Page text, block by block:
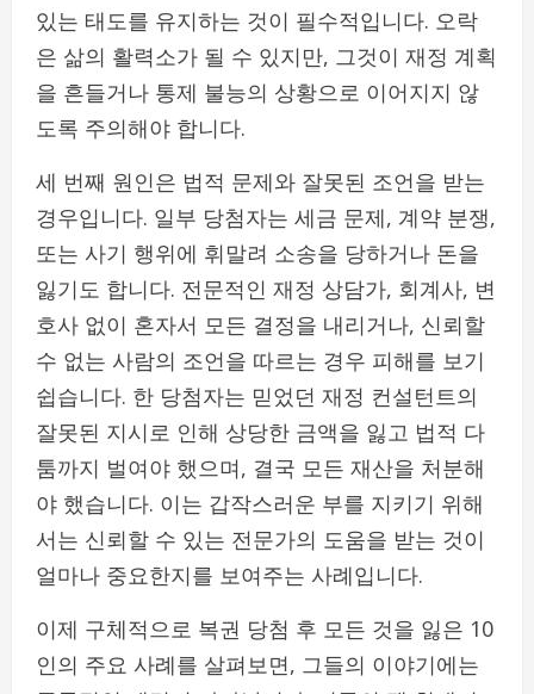
있는 태도를 유지하는 것이 필수적입니다. 오락
은 삶의 활력소가 될 수 있지만, 그것이 재정 계획
을 흔들거나 통제 불능의 상황으로 이어지지 않
도록 주의해야 합니다.
세 번째 원인은 법적 문제와 잘못된 조언을 받는
경우입니다. 일부 당첨자는 세금 문제, 계약 분쟁,
또는 사기 행위에 휘말려 소송을 당하거나 돈을
잃기도 합니다. 전문적인 재정 상담가, 회계사, 변
호사 없이 혼자서 모든 결정을 내리거나, 신뢰할
수 없는 사람의 조언을 따르는 경우 피해를 보기
쉽습니다. 한 당첨자는 믿었던 재정 컨설턴트의
잘못된 지시로 인해 상당한 금액을 잃고 법적 다
툼까지 벌여야 했으며, 결국 모든 재산을 처분해
야 했습니다. 이는 갑작스러운 부를 지키기 위해
서는 신뢰할 수 있는 전문가의 도움을 받는 것이
얼마나 중요한지를 보여주는 사례입니다.
이제 구체적으로 복권 당첨 후 모든 것을 잃은 10
인의 주요 사례를 살펴보면, 그들의 이야기에는